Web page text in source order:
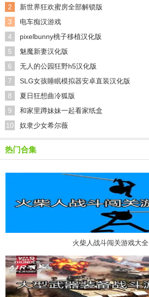
2 新世界狂欢蜜房全部解锁版
3 电车痴汉游戏
4 pixelbunny桃子移植汉化版
5 魅魔新妻汉化版
6 无人的公园狂野h5汉化版
7 SLG女孩睡眠模拟器安卓直装汉化版
8 夏日狂想曲冷狐版
9 和家里蹲妹妹一起看家纸盒
10 奴隶少女希尔薇
热门合集
火柴人战斗闯关游戏大全